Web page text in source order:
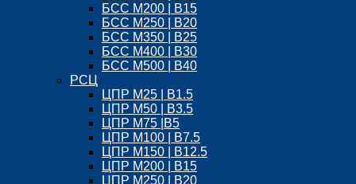
БСС М200 | B15
БСС М250 | B20
БСС М350 | B25
БСС М400 | B30
БСС М500 | B40
РСЦ
ЦПР М25 | B1.5
ЦПР М50 | B3.5
ЦПР М75 |B5
ЦПР М100 | B7.5
ЦПР М150 | B12.5
ЦПР М200 | B15
ЦПР М250 | B20